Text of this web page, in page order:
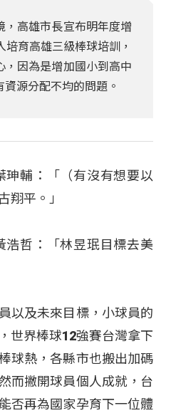
，高雄市長宣布明年度增
育高雄三級棒球培訓，
，因為是增加國小到高中
源分配不均的問題。
珅輔：「（有沒有想要以
翔平。」
浩哲：「林昱珉目標去美
以及未來目標，小球員的
世界棒球12強賽台灣拿下
球熱，各縣市也搬出加碼
而撇開球員個人成就，台
否再為國家孕育下一位體